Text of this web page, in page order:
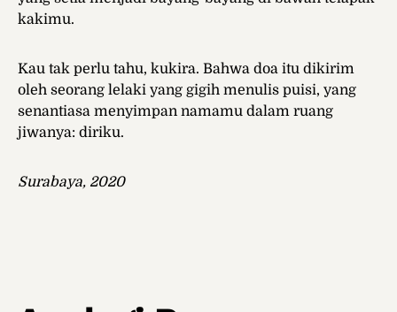
kakimu.
Kau tak perlu tahu, kukira. Bahwa doa itu dikirim
oleh seorang lelaki yang gigih menulis puisi, yang
senantiasa menyimpan namamu dalam ruang
jiwanya: diriku.
Surabaya, 2020